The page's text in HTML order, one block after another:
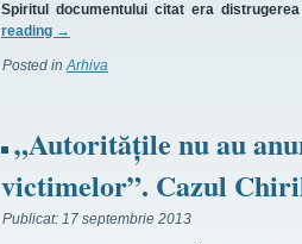
Spiritul documentului citat era
reading →
Posted in Arhiva
„Autorităţile nu au
victimelor”. Cazul
Publicat: 17 septembrie 2013